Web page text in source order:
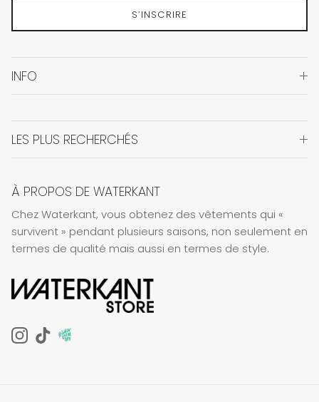
S’INSCRIRE
INFO
LES PLUS RECHERCHÉS
À PROPOS DE WATERKANT
Chez Waterkant, vous obtenez des vêtements qui «
survivent » pendant plusieurs saisons, non seulement en
termes de qualité mais aussi en termes de style.
Instagram
TikTok